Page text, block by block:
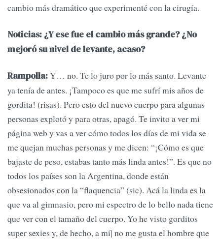
cambio más dramático que experimenté con la cirugía.
Noticias: ¿Y ese fue el cambio más grande? ¿No
mejoró su nivel de levante, acaso?
Rampolla:Y… no. Te lo juro por lo más santo. Levante
ya tenía de antes. ¡Tampoco es que me sufrí mis años de
gordita! (risas). Pero esto del nuevo cuerpo para algunas
personas explotó y para otras, apagó. Te invito a ver mi
página web y vas a ver cómo todos los días de mi vida se
me quejan muchas personas y me dicen: “¡Cómo es que
bajaste de peso, estabas tanto más linda antes!”. Es que no
todos los países son la Argentina, donde están
obsesionados con la “flaquencia” (sic). Acá la linda es la
que va al gimnasio, pero mi espectro de lo bello nada tiene
que ver con el tamaño del cuerpo. Yo he visto gorditos
super sexies y, de hecho, a mí| no me gusta el hombre que